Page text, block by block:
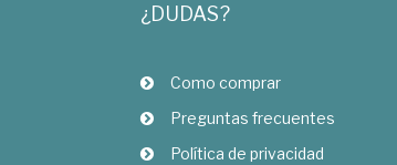
¿DUDAS?
Como comprar
Preguntas frecuentes
Política de privacidad